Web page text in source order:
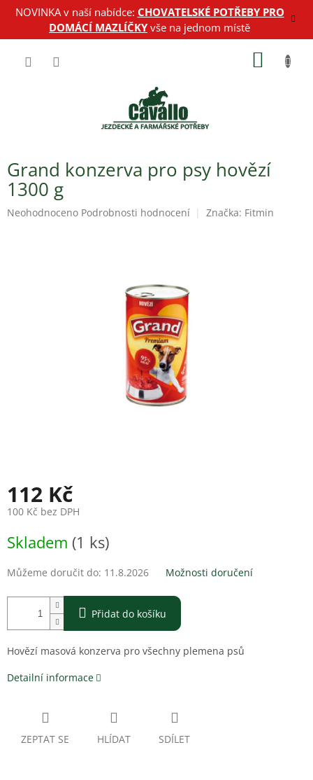
PřejítNOVINKA v naší nabídce: CHOVATELSKÉ POTŘEBY PRO
DOMÁCÍ MAZLÍČKYvše na jednom místě
Grand konzerva pro psy hovězí
1300 g
Průměrné
Neohodnoceno Podrobnosti hodnocení Značka: Fitmin
112 Kč
100 Kč bez DPH
cena:
Skladem (1 ks)
Můžeme doručit do: 11.8.2026 Možnosti doručení
Přidat do košíku
Hovězí masová konzerva pro všechny plemena psů
Detailní informace
ZEPTAT SE HLÍDAT SDÍLET